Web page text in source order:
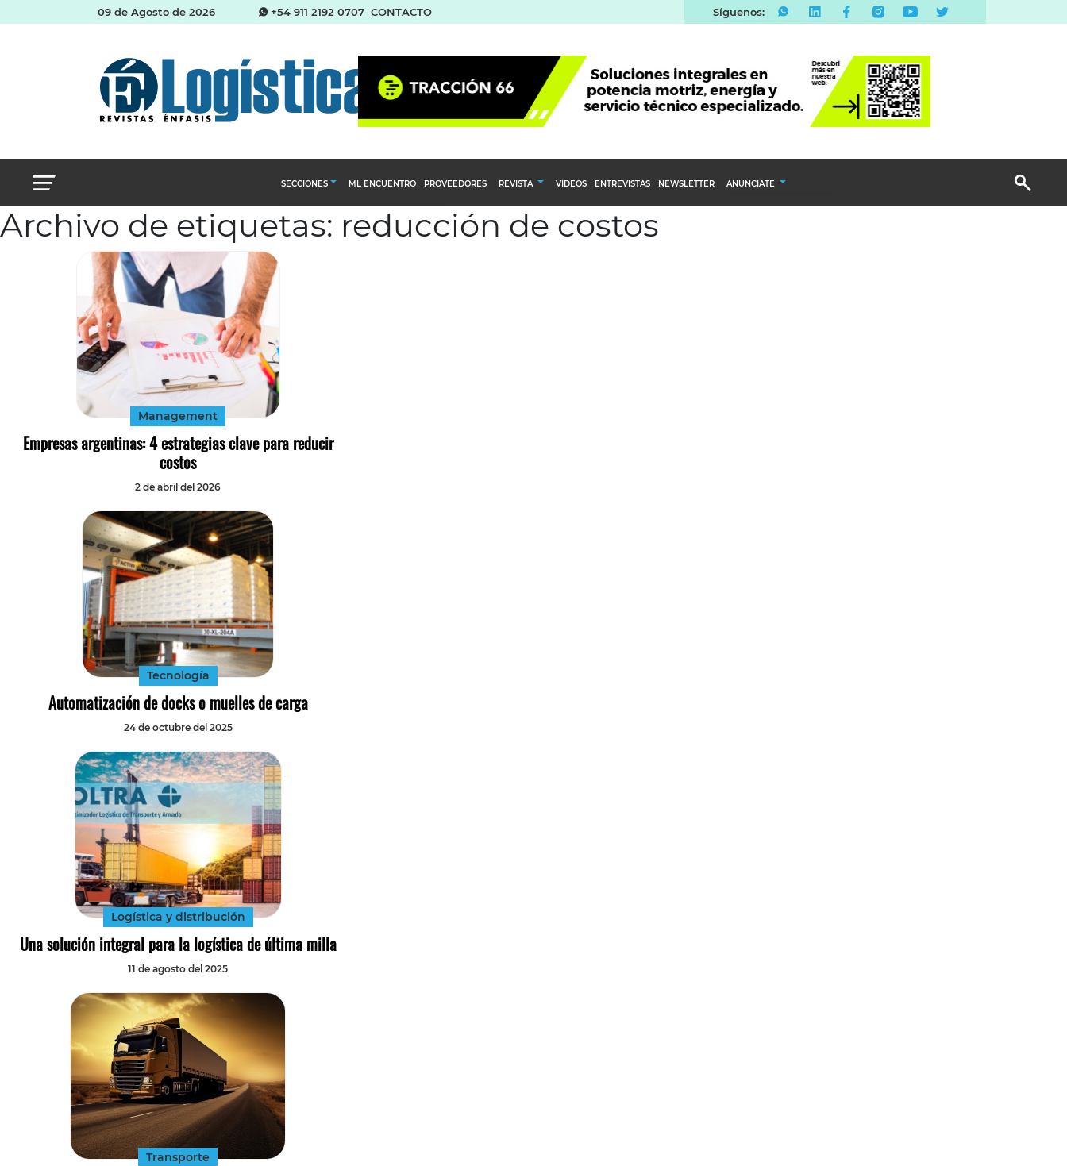
09 de Agosto de 2026 +54 911 2192 0707 CONTACTO Síguenos:
SECCIONES
Abastecimiento y compras
ML ENCUENTRO PROVEEDORES REVISTA
Calendario Editorial
Ediciones Anteriores
VIDEOS ENTREVISTAS NEWSLETTER ANUNCIATE
Archivo de etiquetas: reducción de costos
Management
Empresas argentinas: 4 estrategias clave para reducir
costos
2 de abril del 2026
Tecnología
Automatización de docks o muelles de carga
24 de octubre del 2025
Logística y distribución
Una solución integral para la logística de última milla
11 de agosto del 2025
Transporte